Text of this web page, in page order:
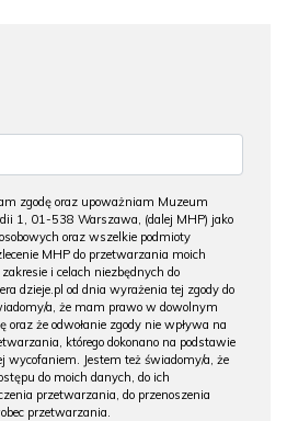
zgodę oraz upoważniam Muzeum
1, 01-538 Warszawa, (dalej MHP) jako
oraz wszelkie podmioty
MHP do przetwarzania moich
i celach niezbędnych do
dzieje.pl od dnia wyrażenia tej zgody do
a, że mam prawo w dowolnym
oraz że odwołanie zgody nie wpływa na
którego dokonano na podstawie
wycofaniem. Jestem też świadomy/a, że
do moich danych, do ich
przetwarzania, do przenoszenia
przetwarzania.